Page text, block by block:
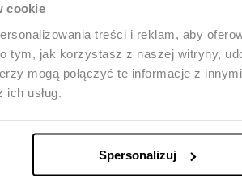
cookie
treści i reklam, aby
tym, jak korzystasz z naszej witryny,
mogą połączyć te informacje z
usług.
Spersonalizuj